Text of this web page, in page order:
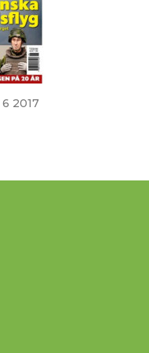
2017